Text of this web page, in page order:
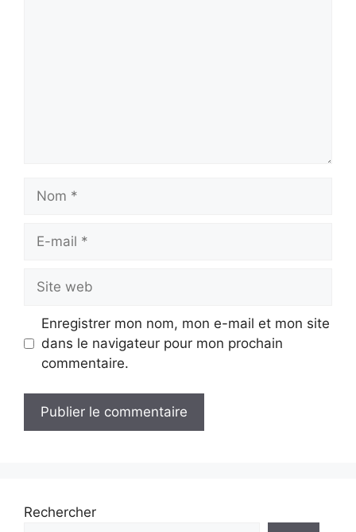
mail
web
Enregistrer mon nom, mon e-mail et mon site
dans le navigateur pour mon prochain
commentaire.
Rechercher